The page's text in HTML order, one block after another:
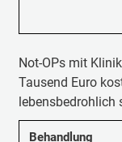
Not-OPs mit
Tausend Euro
lebensbedrohlich
Behandlung